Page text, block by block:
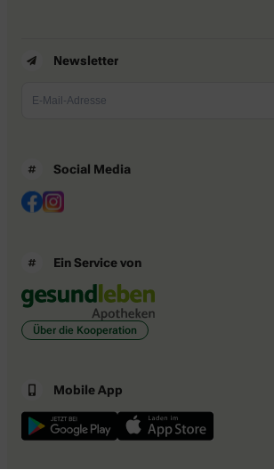
Newsletter
Social Media
Ein Service von
Über die Kooperation
Mobile App